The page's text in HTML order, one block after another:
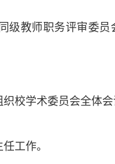
级教师职务评审委员
校学术委员会全体
工作。